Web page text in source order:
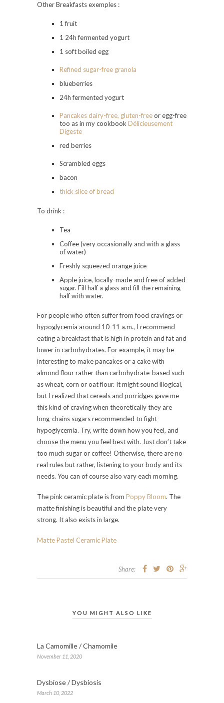
Other Breakfasts exemples :
1 fruit
1 24h fermented yogurt
1 soft boiled egg
Refined sugar-free granola
blueberries
24h fermented yogurt
Pancakes dairy-free, gluten-freeor egg-free
too as in my cookbook Délicieusement
Digeste
red berries
Scrambled eggs
bacon
thick slice of bread
To drink :
Tea
Coffee (very occasionally and with a glass
of water)
Freshly squeezed orange juice
Apple juice, locally-made and free of added
sugar. Fill half a glass and fill the remaining
half with water.
For people who often suffer from food cravings or
hypoglycemia around 10-11 a.m., I recommend
eating a breakfast that is high in protein and fat and
lower in carbohydrates. For example, it may be
interesting to make pancakes or a cake with
almond flour rather than carbohydrate-based such
as wheat, corn or oat flour. It might sound illogical,
but I realized that cereals and porridges gave me
this kind of craving when theoretically they are
long-chains sugars recommended to fight
hypoglycemia. Try, write down how you feel, and
choose the menu you feel best with. Just don’t take
too much sugar or coffee! Otherwise, there are no
real rules but rather, listening to your body and its
needs. You can of course also vary each morning.
The pink ceramic plate is from Poppy Bloom. The
matte finishing is beautiful and the plate very
strong. It also exists in large.
Matte Pastel Ceramic Plate
Share:
YOU MIGHT ALSO LIKE
La Camomille / Chamomile
November 11, 2020
Dysbiose / Dysbiosis
March 10, 2022